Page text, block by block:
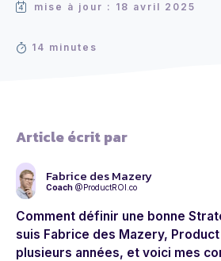
mise à jour : 18 avril 2025
14 minutes
Article écrit par
Fabrice des Mazery
Coach @ProductROI.co
Comment définir une bonne
suis Fabrice des Mazery,
plusieurs années, et voici mes